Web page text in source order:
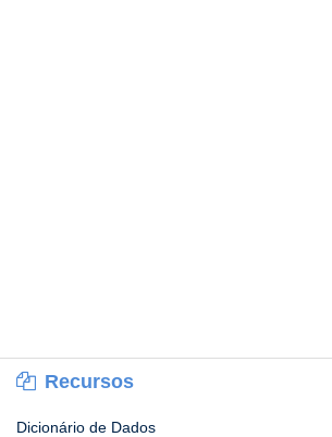
Recursos
Dicionário de Dados